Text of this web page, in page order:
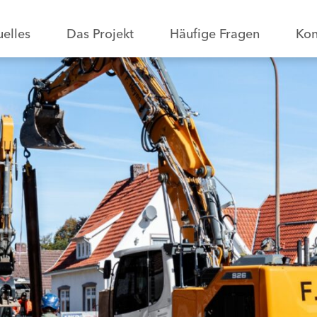
Das Projekt Häufige Fragen